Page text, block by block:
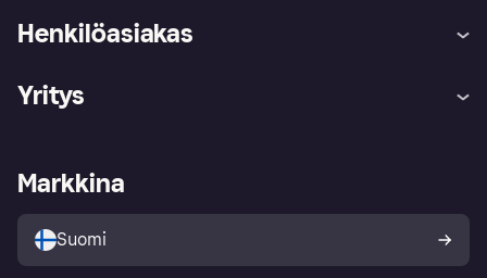
Henkilöasiakas
Kirjaudu sisään
Tutustu kauppoihin
Ostajan turva
Yritys
Kirjaudu sisään yrityksenä
Markkina
Suomi